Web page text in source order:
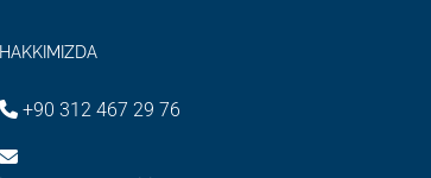
HAKKIMIZDA
+90 312 467 29 76